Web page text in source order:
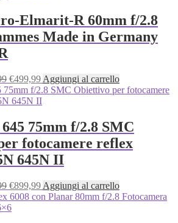
€1.879,99.€1.799,99.60mm f/2.8
Made in Germany
Il
prezzo
originale
€563,99.
€499,99Il
prezzo
attuale
€499,99.
Aggiungi al carrello
75mm f/2.8 SMC
fotocamere reflex
645N II
Il
prezzo
originale
€899,99Il
prezzo
Aggiungi al carrello